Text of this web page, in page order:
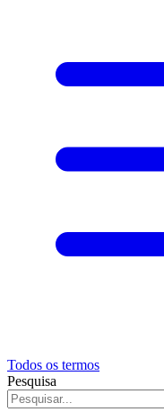
Todos os termos
Pesquisa